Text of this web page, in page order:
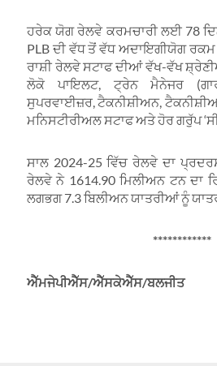
ਹਰੇਕ ਯੋਗ ਰੇਲਵੇ ਕਰਮਚਾਰੀ ਲਈ 78
PLB ਦੀ ਵੱਧ ਤੋਂ ਵੱਧ ਅਦਾਇਗੀਯੋਗ
ਰਾਸ਼ੀ ਰੇਲਵੇ ਸਟਾਫ ਦੀਆਂ ਵੱਖ-ਵੱਖ
ਲੋਕੋ ਪਾਇਲਟ, ਟ੍ਰੇਨ ਮੈਨੇਜਰ
ਸੁਪਰਵਾਈਜ਼ਰ, ਟੈਕਨੀਸ਼ੀਅਨ,
ਮਨਿਸਟੀਰੀਅਲ ਸਟਾਫ ਅਤੇ ਹੋਰ ਗਰੁੱਪ
ਸਾਲ 2024-25 ਵਿੱਚ ਰੇਲਵੇ ਦਾ
ਰੇਲਵੇ ਨੇ 1614.90 ਮਿਲੀਅਨ ਟਨ ਦਾ
ਲਗਭਗ 7.3 ਬਿਲੀਅਨ ਯਾਤਰੀਆਂ ਨੂੰ
************
ਐੱਮਜੇਪੀਐੱਸ/ਐੱਸਕੇਐੱਸ/ਬਲਜੀਤ